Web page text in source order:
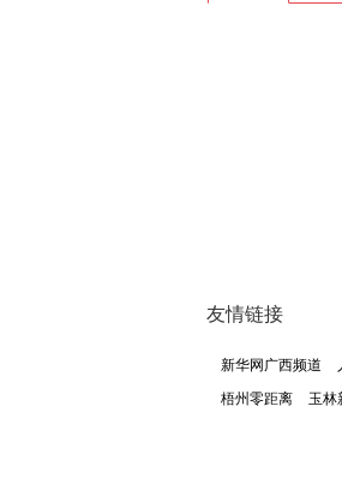
友情链接
新华网广西频道
梧州零距离
玉林